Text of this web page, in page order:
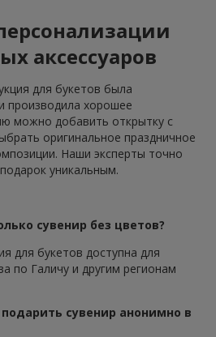
аксессуаров
для букетов была
производила хорошее
можно добавить открытку с
оригинальное праздничное
Наши эксперты точно
уникальным.
сувенир без цветов?
для букетов доступна для
по Галичу и другим регионам
сувенир анонимно в